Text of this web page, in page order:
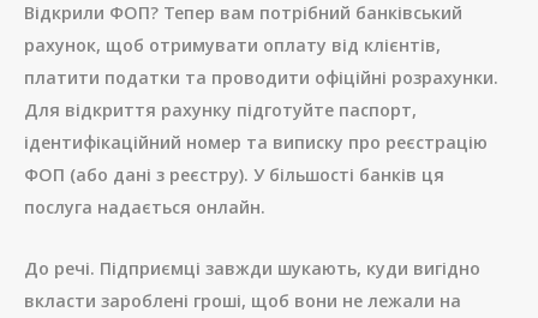
Відкрили ФОП? Тепер вам потрібний банківський
рахунок, щоб отримувати оплату від клієнтів,
платити податки та проводити офіційні розрахунки.
Для відкриття рахунку підготуйте паспорт,
ідентифікаційний номер та виписку про реєстрацію
ФОП (або дані з реєстру). У більшості банків ця
послуга надається онлайн.
До речі. Підприємці завжди шукають, куди вигідно
вкласти зароблені гроші, щоб вони не лежали на